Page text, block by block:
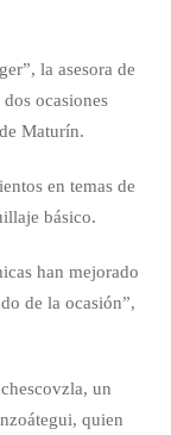
la asesora de
ocasiones
Maturín.
en temas de
básico.
han mejorado
de la ocasión”,
un
quien